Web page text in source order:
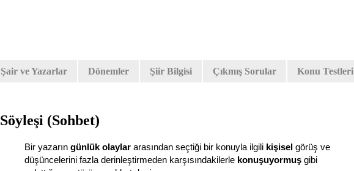
Şair ve Yazarlar Dönemler Şiir Bilgisi Çıkmış Sorular Konu Testleri
Söyleşi (Sohbet)
Bir yazarın günlük olaylar arasından seçtiği bir konuyla ilgili kişisel görüş ve
düşüncelerini fazla derinleştirmeden karşısındakilerle konuşuyormuş gibi